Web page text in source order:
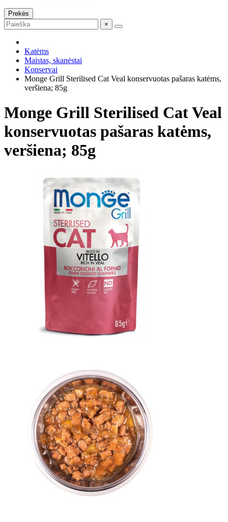
Prekės
×
Katėms
Maistas, skanėstai
Konservai
Monge Grill Sterilised Cat Veal konservuotas pašaras katėms,
veršiena; 85g
Monge Grill Sterilised Cat Veal
konservuotas pašaras katėms,
veršiena; 85g